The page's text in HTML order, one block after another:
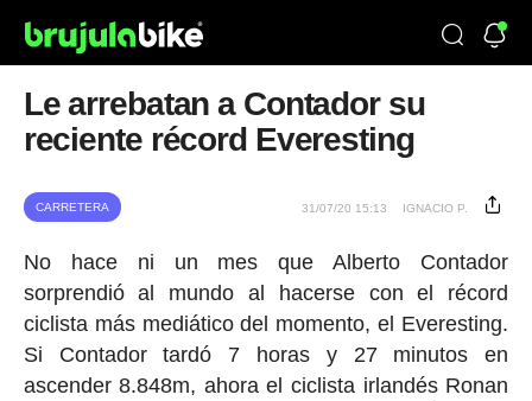
Le arrebatan a Contador su
reciente récord Everesting
CARRETERA 31/07/20 15:13 IGNACIO P.
No hace ni un mes que Alberto Contador
sorprendió al mundo al hacerse con el récord
ciclista más mediático del momento, el Everesting.
Si Contador tardó 7 horas y 27 minutos en
ascender 8.848m, ahora el ciclista irlandés Ronan